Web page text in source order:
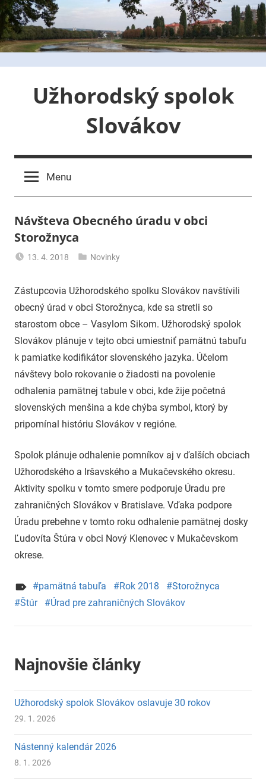
Skip
to
content
Užhorodský spolok
Slovákov
Menu
Návšteva Obecného úradu v obci
Storožnyca
13. 4. 2018
Novinky
Zástupcovia Užhorodského spolku Slovákov navštívili
obecný úrad v obci Storožnyca, kde sa stretli so
starostom obce – Vasylom Sikom. Užhorodský spolok
Slovákov plánuje v tejto obci umiestniť pamätnú tabuľu
k pamiatke kodifikátor slovenského jazyka. Účelom
návštevy bolo rokovanie o žiadosti na povolenie
odhalenia pamätnej tabule v obci, kde žije početná
slovenských menšina a kde chýba symbol, ktorý by
pripomínal históriu Slovákov v regióne.
Spolok plánuje odhalenie pomníkov aj v ďalších obciach
Užhorodského a Iršavského a Mukačevského okresu.
Aktivity spolku v tomto smere podporuje Úradu pre
zahraničných Slovákov v Bratislave. Vďaka podpore
Úradu prebehne v tomto roku odhalenie pamätnej dosky
Ľudovíta Štúra v obci Nový Klenovec v Mukačevskom
okrese.
pamätná tabuľa Rok 2018
Storožnyca
Štúr
Úrad pre zahraničných Slovákov
Najnovšie články
Užhorodský spolok Slovákov oslavuje 30 rokov
29. 1. 2026
Nástenný kalendár 2026
8. 1. 2026